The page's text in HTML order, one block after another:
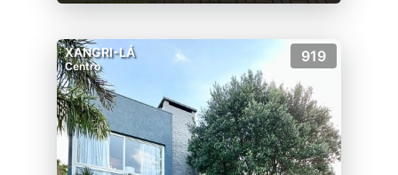
XANGRI-LÁ
Centro
919